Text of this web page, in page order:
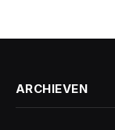
ARCHIEVEN